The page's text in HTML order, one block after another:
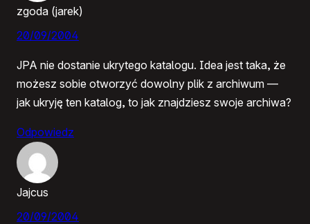
zgoda (jarek)
20/09/2004
JPA nie dostanie ukrytego katalogu. Idea jest taka, że
możesz sobie otworzyć dowolny plik z archiwum —
jak ukryję ten katalog, to jak znajdziesz swoje archiwa?
Odpowiedz
Jajcus
20/09/2004